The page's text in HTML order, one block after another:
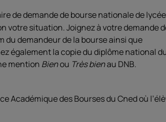
de demande de bourse nationale de lycée
votre situation. Joignez à votre demande
du demandeur de la bourse ainsi que
également la copie du diplôme national
mention Bienou Très bienau DNB.
Académique des Bourses du Cned où